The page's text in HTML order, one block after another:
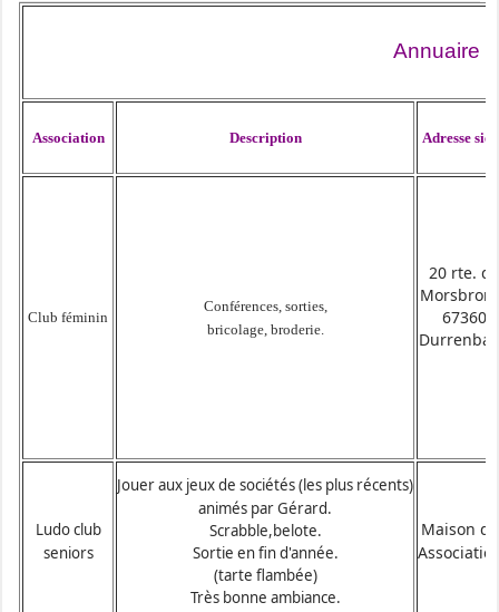
Annuaire
Association Description Adresse
Club féminin
Conférences, sorties,
bricolage, broderie.
20 rte. de
67360
Ludo club
seniors
Jouer aux jeux de sociétés (les plus récents)
animés par Gérard.
Scrabble,belote.
Sortie en fin d'année.
(tarte flambée)
Très bonne ambiance.
Maison